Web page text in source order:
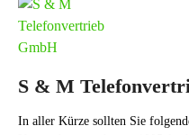
S & M
In aller Kürze sollten Sie